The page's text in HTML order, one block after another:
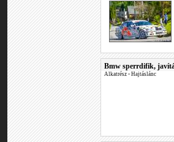
Bmw sperrdifik,
Alkatrész • Hajtáslánc